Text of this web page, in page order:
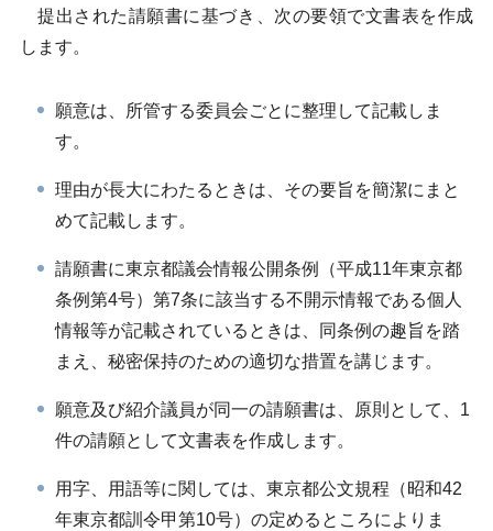
提出された請願書に基づき、次の要領で文書表を作成
します。
願意は、所管する委員会ごとに整理して記載しま
す。
理由が長大にわたるときは、その要旨を簡潔にまと
めて記載します。
請願書に東京都議会情報公開条例（平成11年東京都
条例第4号）第7条に該当する不開示情報である個人
情報等が記載されているときは、同条例の趣旨を踏
まえ、秘密保持のための適切な措置を講じます。
願意及び紹介議員が同一の請願書は、原則として、1
件の請願として文書表を作成します。
用字、用語等に関しては、東京都公文規程（昭和42
年東京都訓令甲第10号）の定めるところによりま